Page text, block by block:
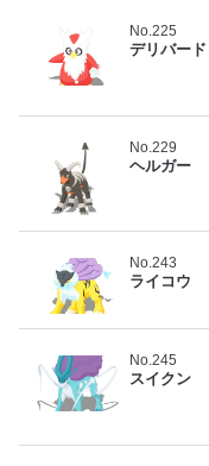
No.225
デリバード
No.229
ヘルガー
No.243
ライコウ
No.245
スイクン